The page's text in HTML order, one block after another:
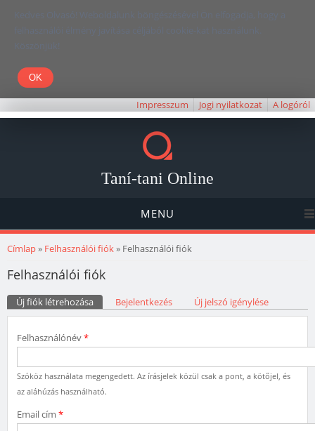
Kedves Olvasó! Weboldalunk böngészésével Ön elfogadja, hogy a
felhasználói élmény javítása céljából cookie-kat használunk.
Köszönjük!
Impresszum Jogi nyilatkozat A logóról
Taní-tani Online
MENU
Jelenlegi hely
Címlap» Felhasználói fiók» Felhasználói fiók
Felhasználói fiók
Elsődleges fülek
Új fiók létrehozása (aktív fül)Bejelentkezés Új jelszó igénylése
Felhasználónév*
Szóköz használata megengedett. Az írásjelek közül csak a pont, a kötőjel, és
az aláhúzás használható.
Email cím *